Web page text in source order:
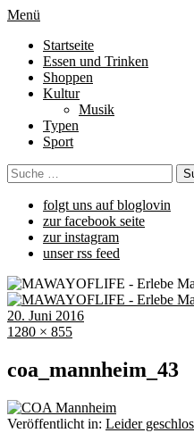
Menü
Startseite
Essen und Trinken
Shoppen
Kultur
Musik
Typen
Sport
folgt uns auf bloglovin
zur facebook seite
zur instagram
unser rss feed
20. Juni 2016
1280 × 855
coa_mannheim_43
Veröffentlicht in: Leider